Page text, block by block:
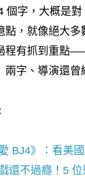
個字，大概是
點，就像絕大
程有抓到重點
兩字、導演還
愛 BJ4》：看美
還不過癮！5